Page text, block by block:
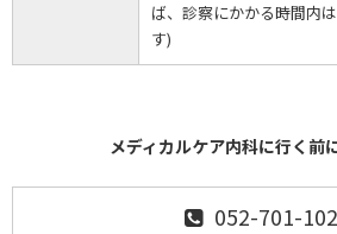
ば、診察にかかる時間内
す)
メディカルケア内科に行く前
052-701-